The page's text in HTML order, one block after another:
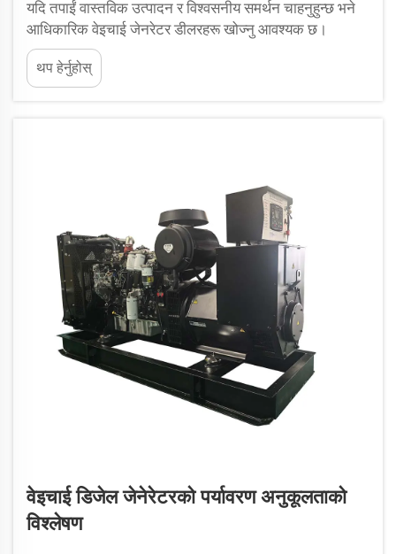
यदि तपाईं वास्तविक उत्पादन र विश्वसनीय समर्थन चाहनुहुन्छ भने
आधिकारिक वेइचाई जेनरेटर डीलरहरू खोज्नु आवश्यक छ।
आधिकारिक डिलरहरूले यसको वास्तविकता, उचित ग्यारेन्टी र
विश्वसनीय बिक्रीपछिको सेवाको ग्यारेन्टी गर्छन्। अनधिकृत
विक्रेताबाट खरिद गर्दा...
थप हेर्नुहोस्
वेइचाई डिजेल जेनेरेटरको पर्यावरण अनुकूलताको
विश्लेषण